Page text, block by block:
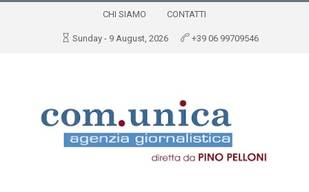
CHI SIAMO CONTATTI
Sunday - 9 August, 2026 +39 06 99709546